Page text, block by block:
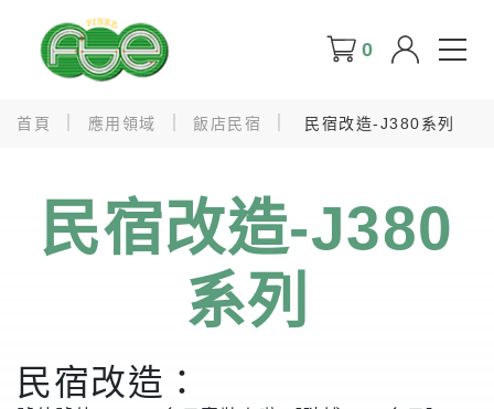
0
首頁 應用領域 飯店民宿 民宿改造-J380系列
民宿改造-J380
系列
民宿改造：